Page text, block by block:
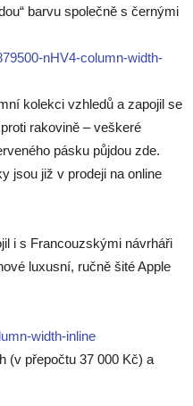
barvu společně s černými
kolekci vzhledů a zapojil se
rakovině – veškeré
pásku půjdou zde.
jsou již v prodeji na online
i s Francouzskými návrháři
luxusní, ručně šité Apple
(v přepočtu 37 000 Kč) a